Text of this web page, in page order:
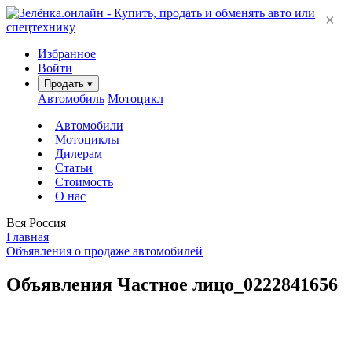
Избранное
Войти
Продать ▾
Автомобиль Мотоцикл
Автомобили
Мотоциклы
Дилерам
Статьи
Стоимость
О нас
Вся Россия
Главная
Объявления о продаже автомобилей
Объявления Частное лицо_0222841656
×